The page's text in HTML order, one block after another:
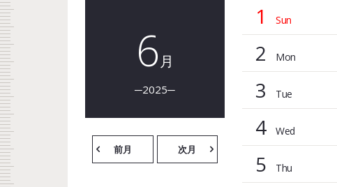
6 月
2025
前月 次月
1
2
3
4
5